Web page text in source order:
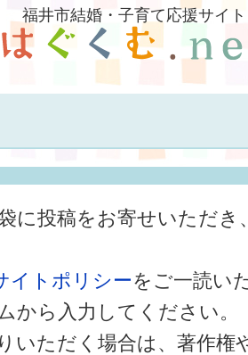
福井市結婚・子育て応援サイト
に投稿をお寄せいただき
イトポリシーをご一読い
から入力してください。
いただく場合は、著作権
ュー
い
環境
う
の緊急連絡先